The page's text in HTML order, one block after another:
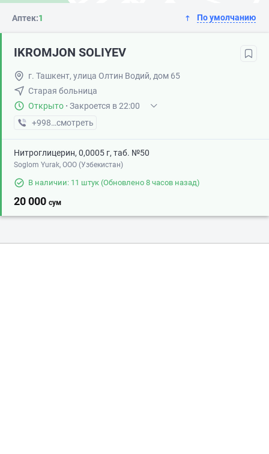
Аптек:1 По умолчанию
IKROMJON SOLIYEV
г. Ташкент, улица Олтин Водий, дом 65
Старая больница
Открыто · Закроется в 22:00
+998 (99) XXX-XX-XX
смотреть
Нитроглицерин, 0,0005 г, таб. №50
Soglom Yurak, ООО (Узбекистан)
В наличии: 11 штук (Обновлено 8 часов назад)
20 000 сум